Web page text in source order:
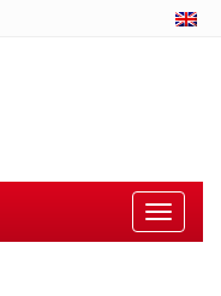
Toggle